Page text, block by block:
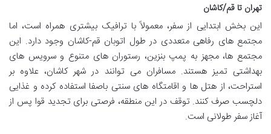
تهران تا قم/کاشان
این بخش ابتدایی از سفر، معمولاً با ترافیک بیشتری همراه است، اما
مجتمع های رفاهی متعددی در طول اتوبان قم-کاشان وجود دارد. این
مجتمع ها، مجهز به پمپ بنزین، رستوران های متنوع و سرویس های
بهداشتی تمیز هستند. مسافران می توانند در شهر کاشان، علاوه بر
استراحت، از هتل ها و اقامتگاه های سنتی باصفا استفاده کرده و غذایی
دلچسب صرف کنند. توقف در این منطقه، فرصتی برای تجدید قوا پس از
آغاز سفر طولانی است.